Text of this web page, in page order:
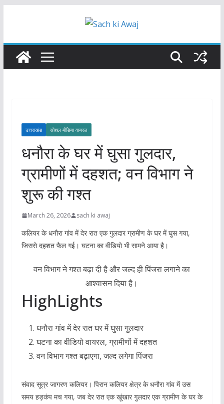
उत्तराखंड सोशल मीडिया वायरल
धनौरा के घर में घुसा गुलदार,
ग्रामीणों में दहशत; वन विभाग ने
शुरू की गश्त
March 26, 2026 sach ki awaj
कलियर के धनौरा गांव में देर रात एक गुलदार ग्रामीण के घर में घुस गया,
जिससे दहशत फैल गई। घटना का वीडियो भी सामने आया है।
वन विभाग ने गश्त बढ़ा दी है और जल्द ही पिंजरा लगाने का
आश्वासन दिया है।
HighLights
धनौरा गांव में देर रात घर में घुसा गुलदार
घटना का वीडियो वायरल, ग्रामीणों में दहशत
वन विभाग गश्त बढ़ाएगा, जल्द लगेगा पिंजरा
संवाद सूत्र जागरण कलियर। पिरान कलियर क्षेत्र के धनौरा गांव में उस
समय हड़कंप मच गया, जब देर रात एक खूंखार गुलदार एक ग्रामीण के घर के